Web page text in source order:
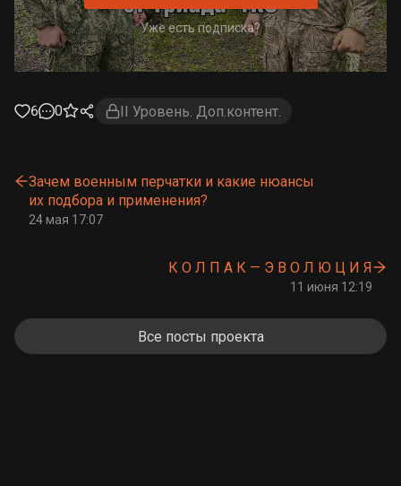
Уже есть подписка?
6 0 II Уровень. Доп.контент.
Зачем военным перчатки и какие нюансы
их подбора и применения?
24 мая 17:07
К О Л П А К — Э В О Л Ю Ц И Я
11 июня 12:19
Все посты проекта